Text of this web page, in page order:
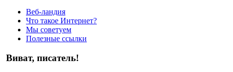
Веб-ландия
Что такое Интернет?
Мы советуем
Полезные ссылки
Виват, писатель!